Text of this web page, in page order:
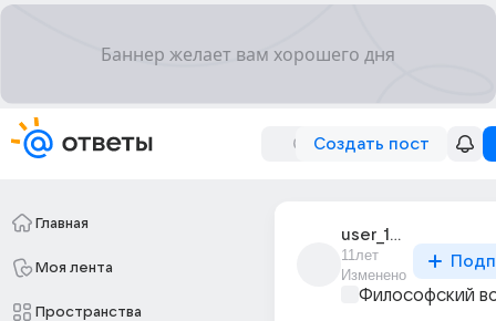
Создать пост
Главная
Моя лента
Пространства
user_194558696
11лет
Изменено
Философский